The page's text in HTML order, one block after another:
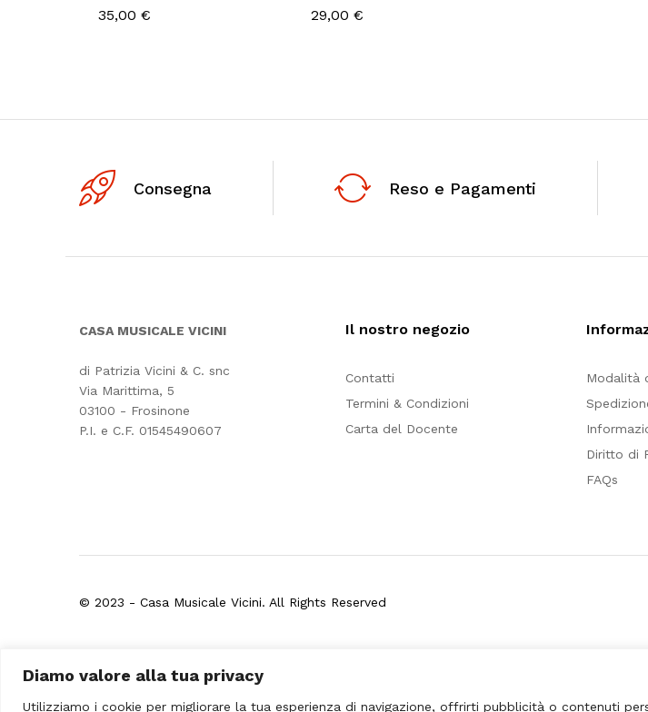
Diamo valore alla tua privacy
Utilizziamo i cookie per migliorare la tua esperienza di navigazione, offrirti pubblicità o contenuti
35,00 € 29,00 €
Consegna Reso e Pagamenti
CASA MUSICALE VICINI
di Patrizia Vicini & C. snc
Via Marittima, 5
03100 - Frosinone
P.I. e C.F. 01545490607
Il nostro negozio
Contatti
Termini & Condizioni
Carta del Docente
Modalità
Diritto di
FAQs
© 2023 - Casa Musicale Vicini. All Rights Reserved
da confrontare